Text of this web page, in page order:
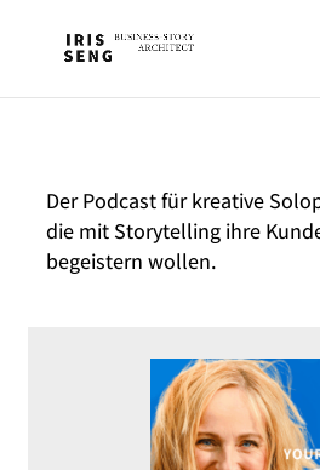
Der Podcast für kreative
die mit Storytelling ihre
begeistern wollen.